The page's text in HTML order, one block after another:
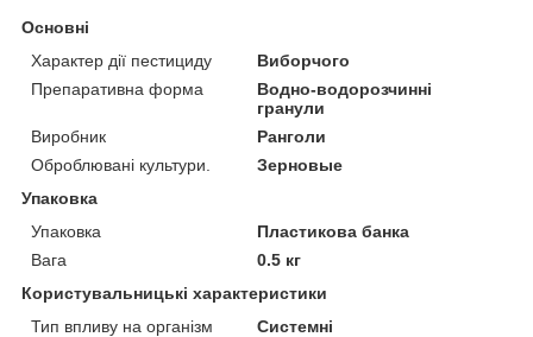
Основні
Характер дії пестициду
Виборчого
Препаративна форма
Водно-водорозчинні
гранули
Виробник
Ранголи
Оброблювані культури.
Зерновые
Упаковка
Упаковка
Пластикова банка
Вага
0.5 кг
Користувальницькі характеристики
Тип впливу на організм
Системні